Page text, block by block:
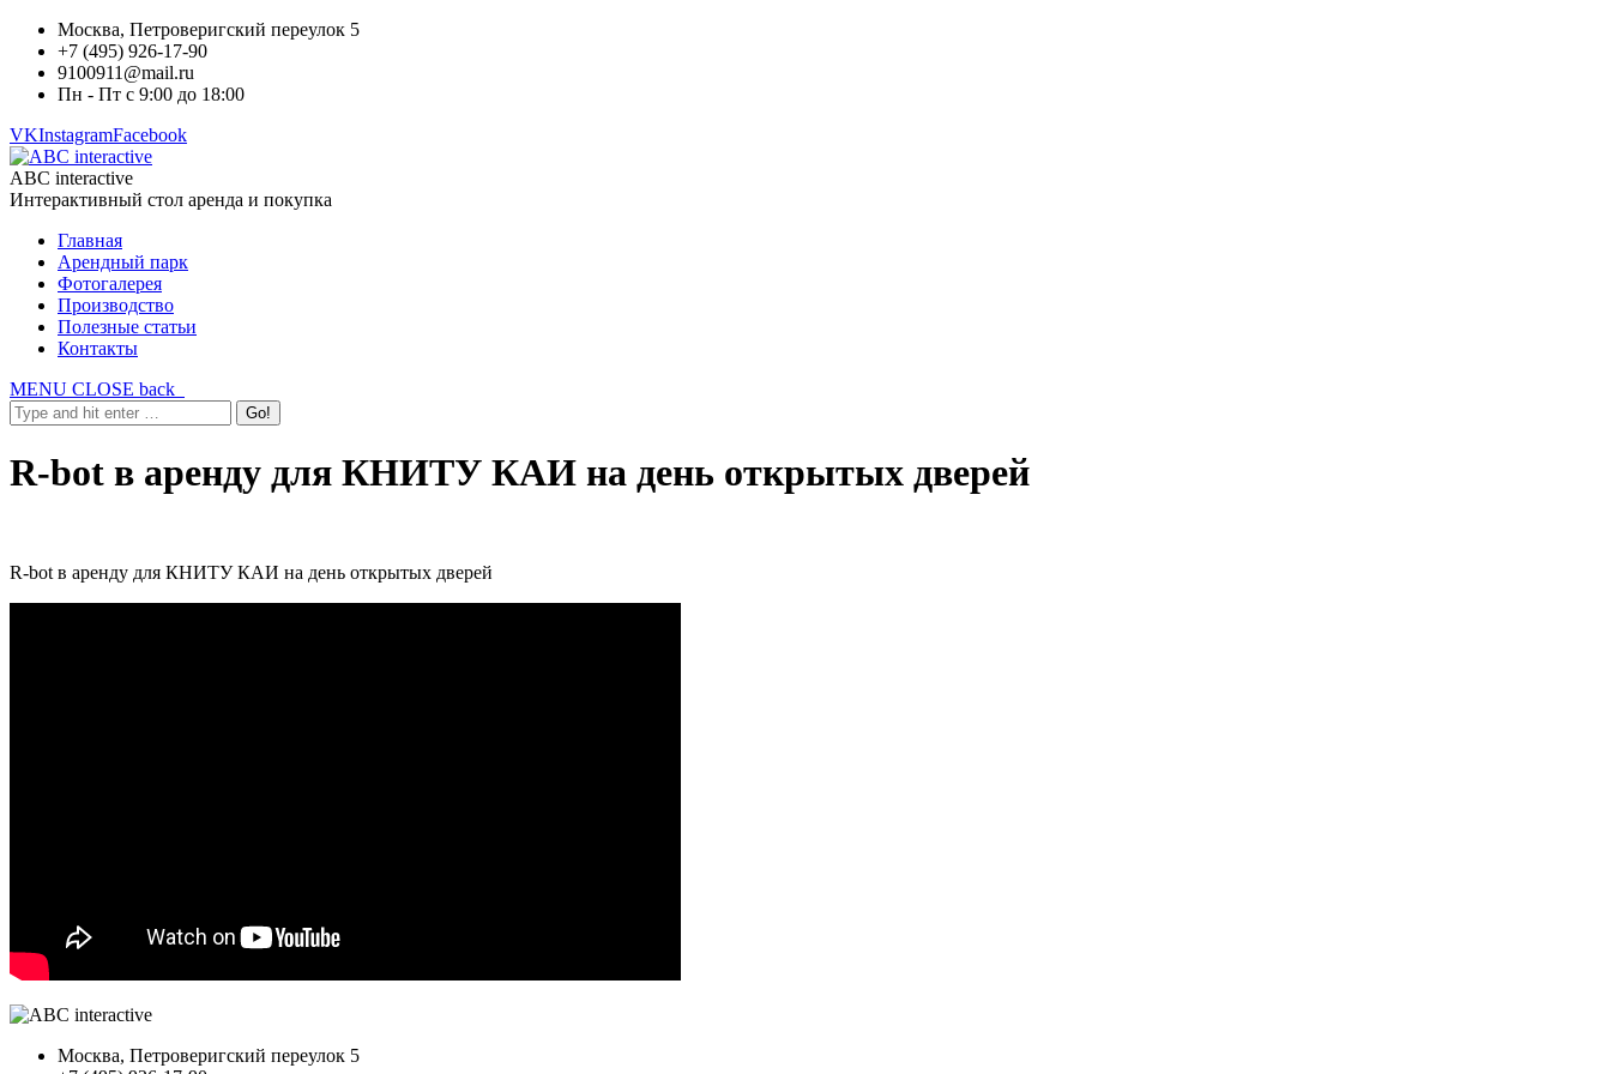
Москва, Петроверигский переулок 5
+7 (495) 926-17-90
9100911@mail.ru
Пн - Пт с 9:00 до 18:00
VKInstagramFacebook
ABC interactive
Интерактивный стол аренда и покупка
Главная
Арендный парк
Фотогалерея
Производство
Полезные статьи
Контакты
MENU CLOSE back
R-bot в аренду для КНИТУ КАИ на день открытых дверей
R-bot в аренду для КНИТУ КАИ на день открытых дверей
Москва, Петроверигский переулок 5